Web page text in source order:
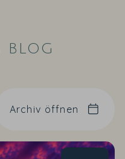
BLOG
Archiv öffnen